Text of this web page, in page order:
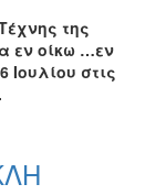
της
εν οίκω …εν
Ιουλίου στις